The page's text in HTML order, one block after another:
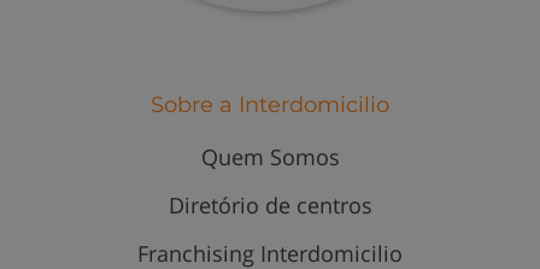
Sobre a Interdomicilio
Quem Somos
Diretório de centros
Franchising Interdomicilio